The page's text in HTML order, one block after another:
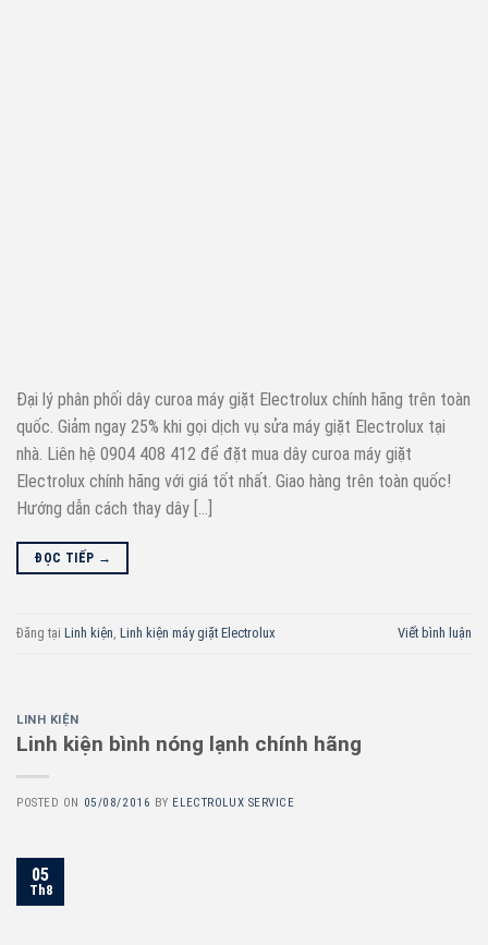
Đại lý phân phối dây curoa máy giặt Electrolux chính hãng trên toàn
quốc. Giảm ngay 25% khi gọi dịch vụ sửa máy giặt Electrolux tại
nhà. Liên hệ 0904 408 412 để đặt mua dây curoa máy giặt
Electrolux chính hãng với giá tốt nhất. Giao hàng trên toàn quốc!
Hướng dẫn cách thay dây […]
ĐỌC TIẾP →
Đăng tại Linh kiện Linh kiện máy giặt Electrolux Viết bình luận
LINH KIỆN
Linh kiện bình nóng lạnh chính hãng
POSTED ON 05/08/2016 BY ELECTROLUX SERVICE
05
Th8